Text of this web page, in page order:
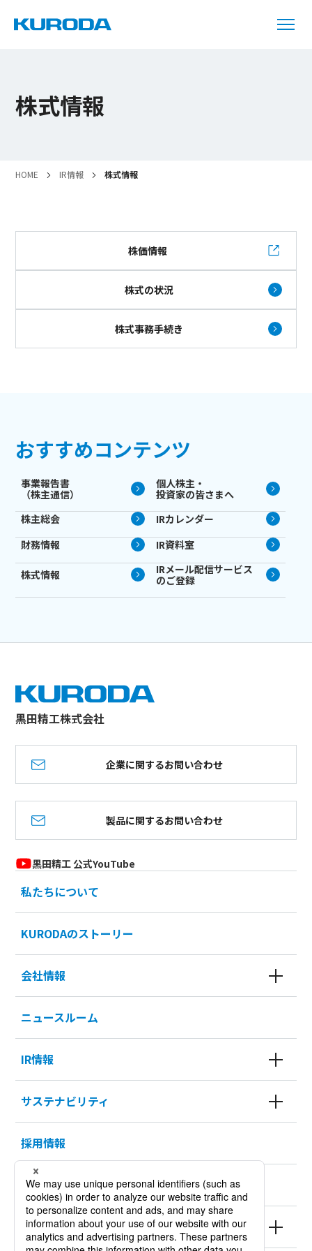
株式情報
HOME IR情報 株式情報
株価情報
株式の状況
株式事務手続き
おすすめコンテンツ
事業報告書
（株主通信）
個人株主・
投資家の皆さまへ
株主総会
IRカレンダー
財務情報
IR資料室
株式情報
IRメール配信サービス
のご登録
黒田精工株式会社
企業に関するお問い合わせ
製品に関するお問い合わせ
黒田精工 公式YouTube
私たちについて
KURODAのストーリー
会社情報
ニュースルーム
IR情報
サステナビリティ
採用情報
KURODA HISTORY 100
製品情報